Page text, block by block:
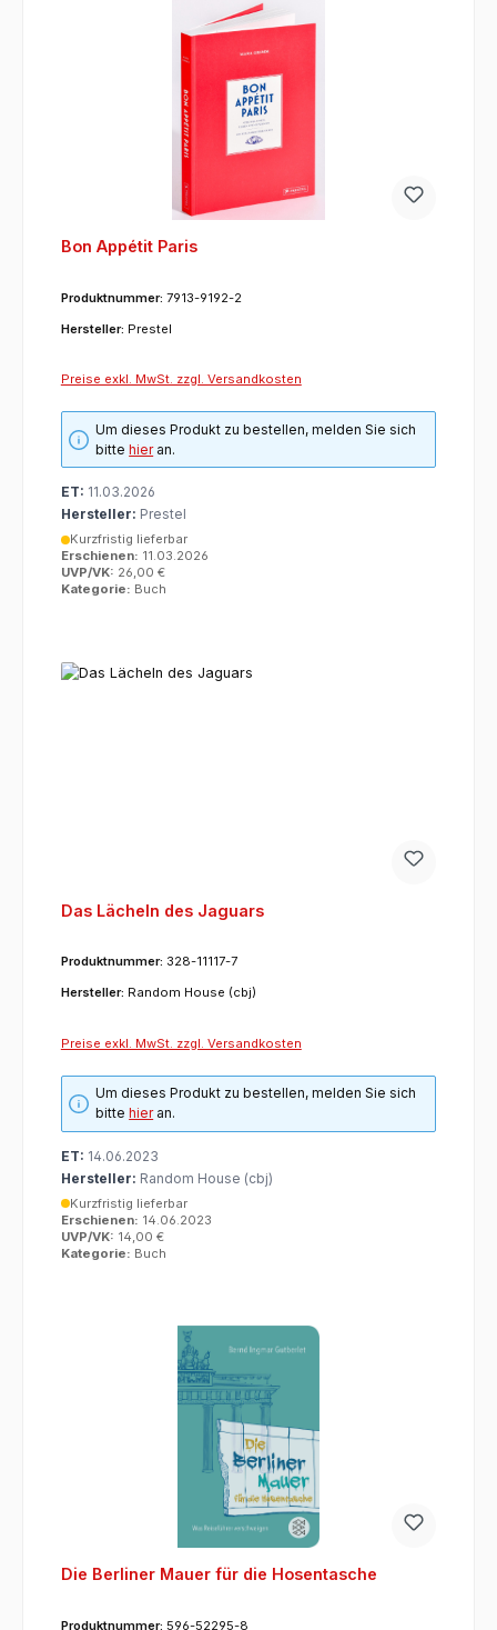
Bon Appétit Paris
Produktnummer: 7913-9192-2
Hersteller: Prestel
Preise exkl. MwSt. zzgl. Versandkosten
Um dieses Produkt zu bestellen, melden Sie sich
bittehieran.
ET: 11.03.2026
Hersteller: Prestel
Kurzfristig lieferbar
Erschienen: 11.03.2026
UVP/VK: 26,00 €
Kategorie: Buch
Das Lächeln des Jaguars
Produktnummer: 328-11117-7
Hersteller: Random House (cbj)
Preise exkl. MwSt. zzgl. Versandkosten
Um dieses Produkt zu bestellen, melden Sie sich
bittehieran.
ET: 14.06.2023
Hersteller: Random House (cbj)
Kurzfristig lieferbar
Erschienen: 14.06.2023
UVP/VK: 14,00 €
Kategorie: Buch
Die Berliner Mauer für die Hosentasche
Produktnummer: 596-52295-8